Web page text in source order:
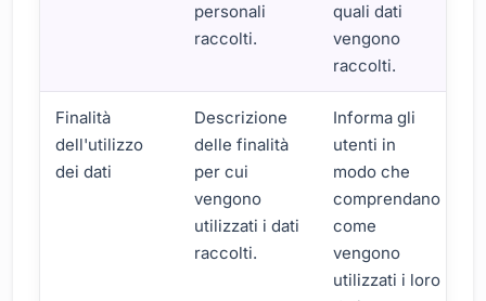
personali
raccolti.
quali dati
vengono
raccolti.
Finalità
dell'utilizzo
dei dati
Descrizione
delle finalità
per cui
vengono
utilizzati i dati
raccolti.
Informa gli
utenti in
modo che
comprendano
come
vengono
utilizzati i loro